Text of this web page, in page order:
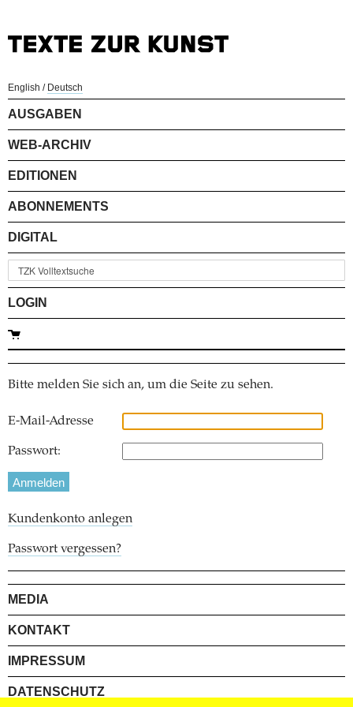
English / Deutsch
AUSGABEN
WEB-ARCHIV
EDITIONEN
ABONNEMENTS
DIGITAL
LOGIN
Bitte melden Sie sich an, um die Seite zu sehen.
E-Mail-Adresse
Passwort:
Kundenkonto anlegen
Passwort vergessen?
MEDIA
KONTAKT
IMPRESSUM
DATENSCHUTZ